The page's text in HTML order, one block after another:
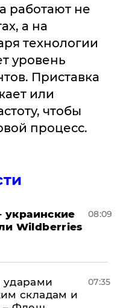
работают не
а на
технологии
уровень
Приставка
или
чтобы
процесс.
украинские
Wildberries
08:09
складам и
07:35